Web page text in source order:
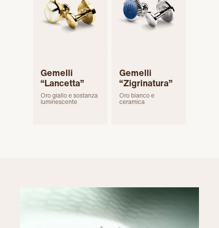
Gemelli
“Lancetta”
Oro giallo e sostanza
luminescente
Gemelli
“Zigrinatura”
Oro bianco e
ceramica